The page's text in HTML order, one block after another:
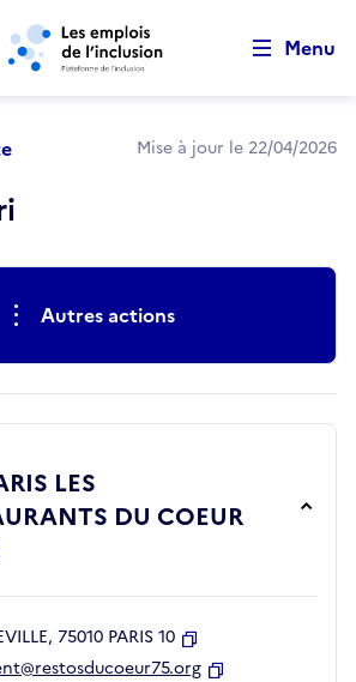
Aller au contenu principal
Menu
Mise à jour le 22/04/2026
Autres actions
LES
DU COEUR
75010 PARIS 10
Copier
pagecookies